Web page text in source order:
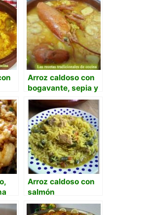
Arroz caldoso con
bogavante, sepia y
gambas
Arroz caldoso con
salmón